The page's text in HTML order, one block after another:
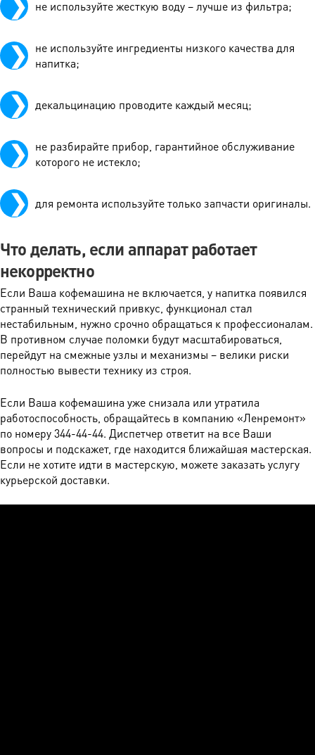
не используйте жесткую воду – лучше из фильтра;
не используйте ингредиенты низкого качества для
напитка;
декальцинацию проводите каждый месяц;
не разбирайте прибор, гарантийное обслуживание
которого не истекло;
для ремонта используйте только запчасти оригиналы.
Что делать, если аппарат работает
некорректно
Если Ваша кофемашина не включается, у напитка появился
странный технический привкус, функционал стал
нестабильным, нужно срочно обращаться к профессионалам.
В противном случае поломки будут масштабироваться,
перейдут на смежные узлы и механизмы – велики риски
полностью вывести технику из строя.
Если Ваша кофемашина уже снизала или утратила
работоспособность, обращайтесь в компанию «Ленремонт»
по номеру 344-44-44. Диспетчер ответит на все Ваши
вопросы и подскажет, где находится ближайшая мастерская.
Если не хотите идти в мастерскую, можете заказать услугу
курьерской доставки.